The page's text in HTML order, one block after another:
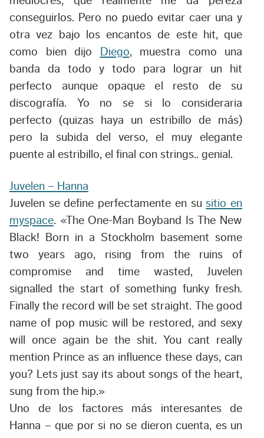
conseguirlos. Pero no puedo evitar caer una y
otra vez bajo los encantos de este hit, que
como bien dijo
Diego, muestra como una
banda da todo y todo para lograr un hit
perfecto aunque opaque el resto de su
discografía. Yo no se si lo consideraria
perfecto (quizas haya un estribillo de más)
pero la subida del verso, el muy elegante
puente al estribillo, el final con strings.. genial.
Juvelen – Hanna
Juvelen se define perfectamente en susitio en
myspace. «The One-Man Boyband Is The New
Black! Born in a Stockholm basement some
two years ago, rising from the ruins of
compromise and time wasted, Juvelen
signalled the start of something funky fresh.
Finally the record will be set straight. The good
name of pop music will be restored, and sexy
will once again be the shit. You cant really
mention Prince as an influence these days, can
you? Lets just say its about songs of the heart,
sung from the hip.»
Uno de los factores más interesantes de
Hanna – que por si no se dieron cuenta, es un